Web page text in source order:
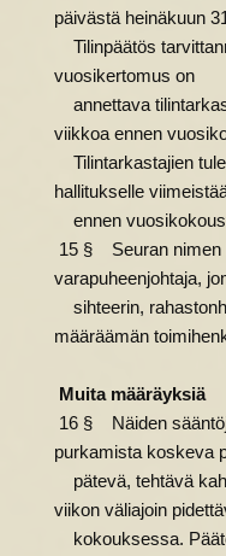
päivästä heinäkuun
Tilinpäätös
vuosikertomus on
annettava
viikkoa ennen
Tilintarkastajien
hallitukselle
ennen
15 § Seuran nimen
varapuheenjohtaja,
sihteerin,
määräämän
Muita määräyksiä
16 § Näiden
purkamista koskeva
pätevä, tehtävä
viikon väliajoin
kokouksessa.